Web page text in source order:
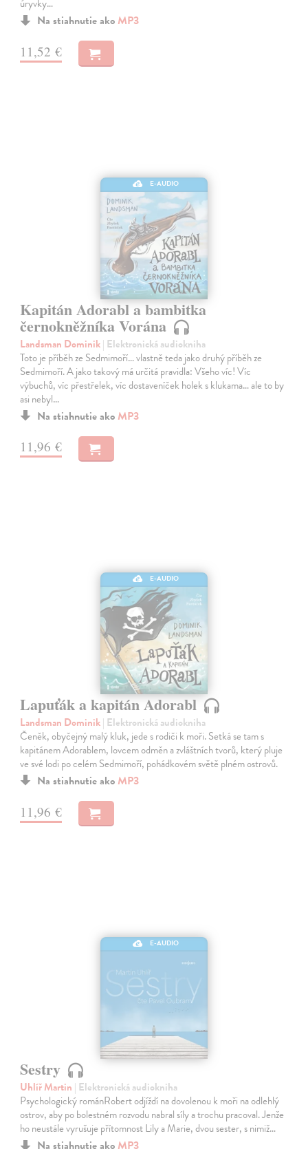
úryvky…
Na stiahnutie ako MP3
11,52 €
E-AUDIO
Kapitán Adorabl a bambitka
černokněžníka Vorána
Landsman Dominik| Elektronická audiokniha
Toto je příběh ze Sedmimoří… vlastně teda jako druhý příběh ze
Sedmimoří. A jako takový má určitá pravidla: Všeho víc! Víc
výbuchů, víc přestřelek, víc dostaveníček holek s klukama… ale to by
asi nebyl…
Na stiahnutie ako MP3
11,96 €
E-AUDIO
Lapuťák a kapitán Adorabl
Landsman Dominik| Elektronická audiokniha
Čeněk, obyčejný malý kluk, jede s rodiči k moři. Setká se tam s
kapitánem Adorablem, lovcem odměn a zvláštních tvorů, který pluje
ve své lodi po celém Sedmimoří, pohádkovém světě plném ostrovů.
Na stiahnutie ako MP3
11,96 €
E-AUDIO
Sestry
Uhlíř Martin | Elektronická audiokniha
Psychologický románRobert odjíždí na dovolenou k moři na odlehlý
ostrov, aby po bolestném rozvodu nabral síly a trochu pracoval. Jenže
ho neustále vyrušuje přítomnost Lily a Marie, dvou sester, s nimiž…
Na stiahnutie ako MP3